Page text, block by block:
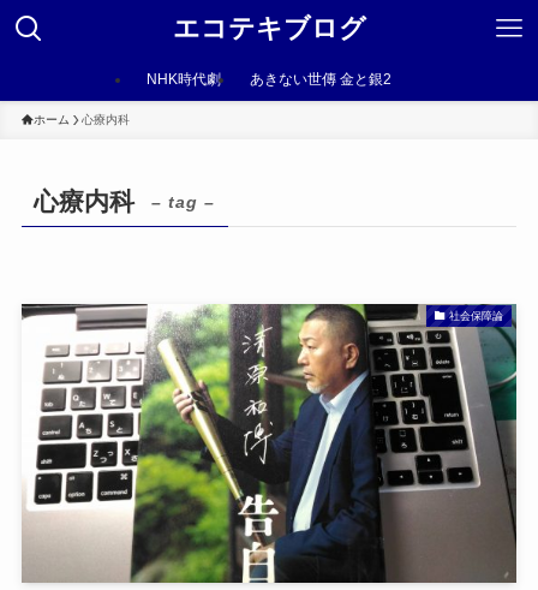
エコテキブログ
NHK時代劇 あきない世傳 金と銀2
ホーム 心療内科
心療内科 – tag –
社会保障論